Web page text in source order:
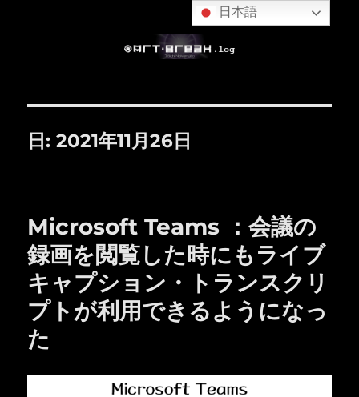
日:2021年11月26日
Microsoft Teams ：会議の
録画を閲覧した時にもライブ
キャプション・トランスクリ
プトが利用できるようになっ
た
日本語